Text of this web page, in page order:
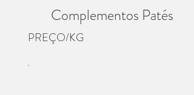
Complementos Patés
PREÇO/KG